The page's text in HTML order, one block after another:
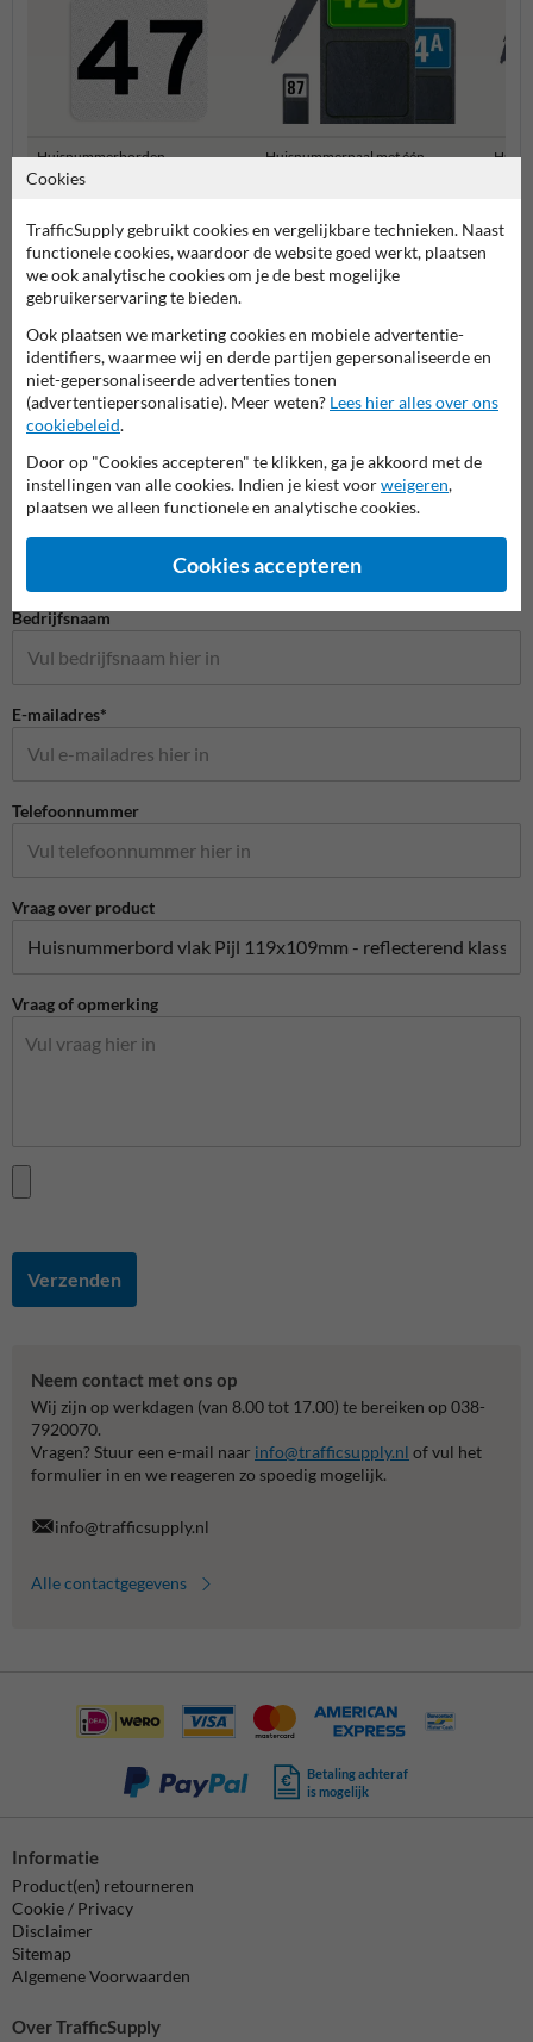
Huisnummerborden
(NEN1772)
Huisnummerpaal met één
Huisnummerpalen en bordjes
Stel je vraag aan Huisnummerpaal.nl
Naam*
Bedrijfsnaam
E-mailadres*
Telefoonnummer
Vraag over product
Vraag of opmerking
Verzenden
Neem contact met ons op
Wij zijn op werkdagen (van 8.00 tot 17.00) te bereiken op 038-
7920070.
Vragen? Stuur een e-mail naar info@trafficsupply.nl of vul het
formulier in en we reageren zo spoedig mogelijk.
info@trafficsupply.nl
Alle contactgegevens
Betaling achteraf
is mogelijk
Informatie
Product(en) retourneren
Cookie / Privacy
Disclaimer
Sitemap
Algemene Voorwaarden
Over TrafficSupply
Cookies
TrafficSupply gebruikt cookies en vergelijkbare technieken. Naast
functionele cookies, waardoor de website goed werkt, plaatsen
we ook analytische cookies om je de best mogelijke
gebruikerservaring te bieden.
Ook plaatsen we marketing cookies en mobiele advertentie-
identifiers, waarmee wij en derde partijen gepersonaliseerde en
niet-gepersonaliseerde advertenties tonen
(advertentiepersonalisatie). Meer weten? Lees hier alles over ons
cookiebeleid.
Door op "Cookies accepteren" te klikken, ga je akkoord met de
instellingen van alle cookies. Indien je kiest voorweigeren,
plaatsen we alleen functionele en analytische cookies.
Cookies accepteren